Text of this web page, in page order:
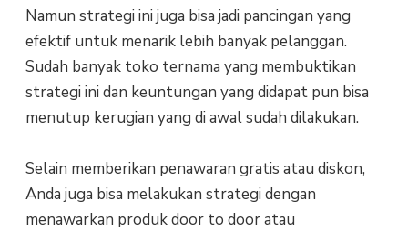
Namun strategi ini juga bisa jadi pancingan yang
efektif untuk menarik lebih banyak pelanggan.
Sudah banyak toko ternama yang membuktikan
strategi ini dan keuntungan yang didapat pun bisa
menutup kerugian yang di awal sudah dilakukan.
Selain memberikan penawaran gratis atau diskon,
Anda juga bisa melakukan strategi dengan
menawarkan produk door to door atau